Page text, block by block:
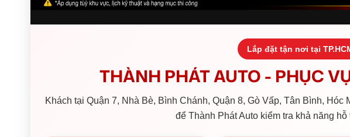
Lắp đặt tận nơi tại
THÀNH PHÁT AUTO - PHỤC
Khách tại Quận 7, Nhà Bè, Bình Chánh, Quận 8, Gò Vấp, Tân Bình,
để Thành Phát Auto kiểm tra khả năng